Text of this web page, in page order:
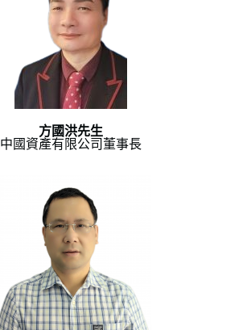
方國洪先生
中國資產有限公司董事長